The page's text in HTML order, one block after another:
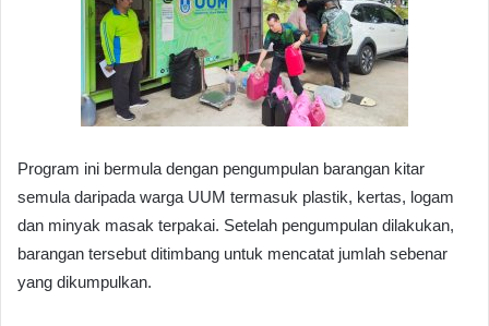
Program ini bermula dengan pengumpulan barangan kitar
semula daripada warga UUM termasuk plastik, kertas, logam
dan minyak masak terpakai. Setelah pengumpulan dilakukan,
barangan tersebut ditimbang untuk mencatat jumlah sebenar
yang dikumpulkan.